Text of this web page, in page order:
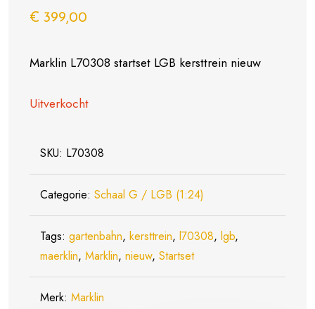
€ 399,00
Marklin L70308 startset LGB kersttrein nieuw
Uitverkocht
SKU: L70308
Categorie: Schaal G / LGB (1:24)
Tags: gartenbahn, kersttrein, l70308, lgb,
maerklin, Marklin, nieuw, Startset
Merk: Marklin